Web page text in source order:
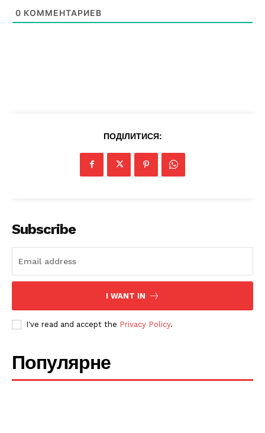
Magazine PRO
Company
Про нас
Політика конфіденційності
0 КОММЕНТАРИЕВ
ПОДІЛИТИСЯ:
Subscribe
I WANT IN
I've read and accept the Privacy Policy.
Популярне